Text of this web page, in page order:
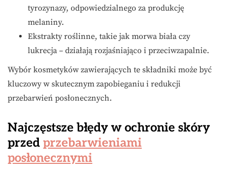
tyrozynazy, odpowiedzialnego za produkcję
melaniny.
Ekstrakty roślinne, takie jak morwa biała czy
lukrecja – działają rozjaśniająco i przeciwzapalnie.
Wybór kosmetyków zawierających te składniki może być
kluczowy w skutecznym zapobieganiu i redukcji
przebarwień posłonecznych.
Najczęstsze błędy w ochronie skóry
przed przebarwieniami
posłonecznymi